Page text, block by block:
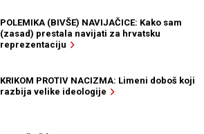
POLEMIKA (BIVŠE) NAVIJAČICE: Kako sam
(zasad) prestala navijati za hrvatsku
reprezentaciju
KRIKOM PROTIV NACIZMA: Limeni doboš koji
razbija velike ideologije